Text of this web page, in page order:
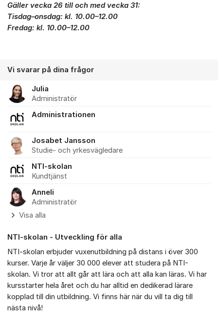
Gäller vecka 26 till och med vecka 31:
Tisdag–onsdag: kl. 10.00–12.00
Fredag: kl. 10.00–12.00
Vi svarar på dina frågor
Julia
Administratör
Administrationen
Josabet Jansson
Studie- och yrkesvägledare
NTI-skolan
Kundtjänst
Anneli
Administratör
Visa alla
NTI-skolan - Utveckling för alla
NTI-skolan erbjuder vuxenutbildning på distans i över 300
kurser. Varje år väljer 30 000 elever att studera på NTI-
skolan. Vi tror att allt går att lära och att alla kan läras. Vi har
kursstarter hela året och du har alltid en dedikerad lärare
kopplad till din utbildning. Vi finns här när du vill ta dig till
nästa nivå!